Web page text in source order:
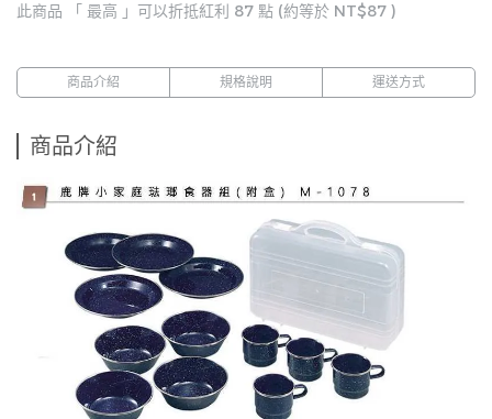
此商品 「 最高 」可以折抵紅利 87 點 (約等於 NT$87 )
商品介紹 規格說明 運送方式
商品介紹